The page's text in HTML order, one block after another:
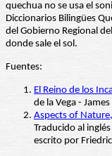
quechua no se usa el
Diccionarios Bilingües
del Gobierno Regional
donde sale el sol.
Fuentes:
El Reino de los
de la Vega -
Aspects of
Traducido al
escrito por